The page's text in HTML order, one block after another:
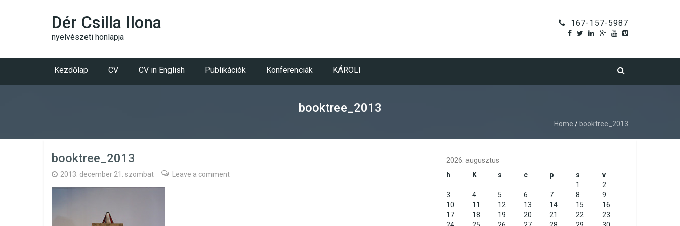
Dér Csilla Ilona
nyelvészeti honlapja
167-157-5987
Kezdőlap CV CV in English Publikációk Konferenciák KÁROLI
booktree_2013
Home / booktree_2013
booktree_2013
2013. december 21. szombat Leave a comment
2026. augusztus
h
K s c p s
v
1
2
3
4 5 6 7 8
9
10
11 12 13 14 15
16
17
18 19 20 21 22
23